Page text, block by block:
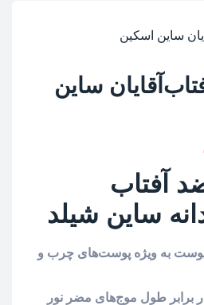
ساین
آفتاب
پوست به ویژه پوست‌های چرب و
طول موج‌های مضر نور